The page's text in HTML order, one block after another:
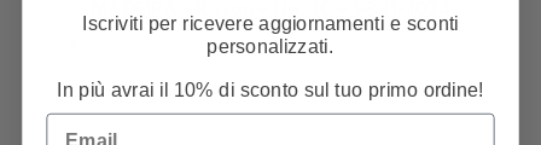
4,99€
Iscriviti per ricevere aggiornamenti e sconti
personalizzati.
In più avrai il 10% di sconto sul tuo primo ordine!
Email